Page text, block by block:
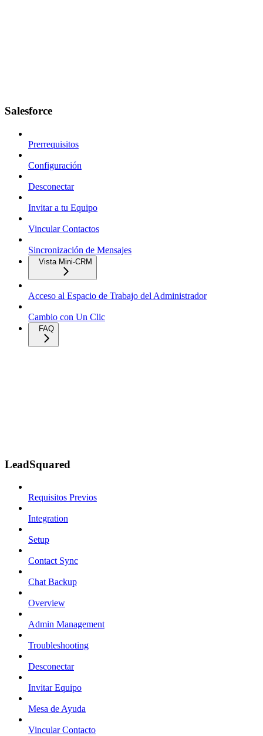
Salesforce
Prerrequisitos
Configuración
Desconectar
Invitar a tu Equipo
Vincular Contactos
Sincronización de Mensajes
Vista Mini-CRM
Acceso al Espacio de Trabajo del Administrador
Cambio con Un Clic
FAQ
LeadSquared
Requisitos Previos
Integration
Setup
Contact Sync
Chat Backup
Overview
Admin Management
Troubleshooting
Desconectar
Invitar Equipo
Mesa de Ayuda
Vincular Contacto